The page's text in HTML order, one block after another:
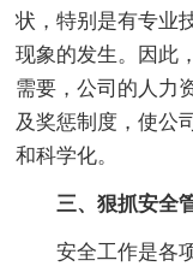
状，特别是有专业
现象的发生。因此
需要，公司的人力
及奖惩制度，使公
和科学化。
三、狠抓安全
安全工作是各